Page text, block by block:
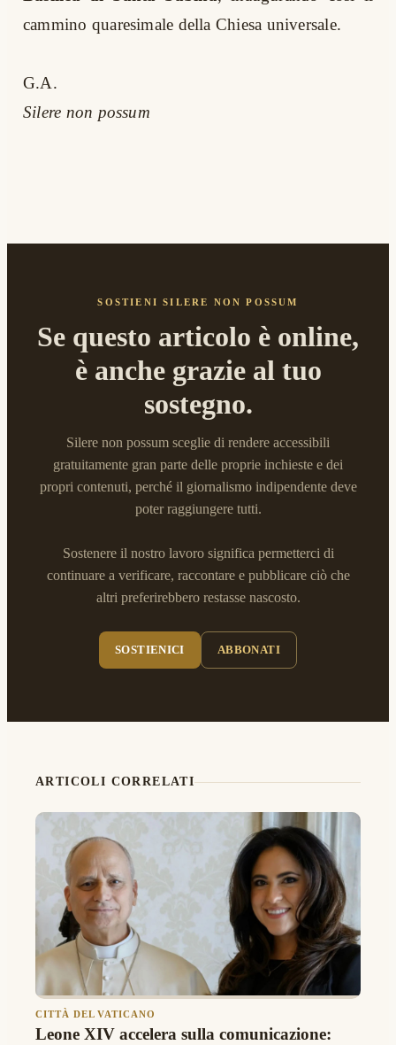
cammino quaresimale della Chiesa universale.
G.A.
Silere non possum
SOSTIENI SILERE NON POSSUM
Se questo articolo è online,
è anche grazie al tuo
sostegno.
Silere non possum sceglie di rendere accessibili
gratuitamente gran parte delle proprie inchieste e dei
propri contenuti, perché il giornalismo indipendente deve
poter raggiungere tutti.
Sostenere il nostro lavoro significa permetterci di
continuare a verificare, raccontare e pubblicare ciò che
altri preferirebbero restasse nascosto.
SOSTIENICI ABBONATI
ARTICOLI CORRELATI
CITTÀ DEL VATICANO
Leone XIV accelera sulla comunicazione: